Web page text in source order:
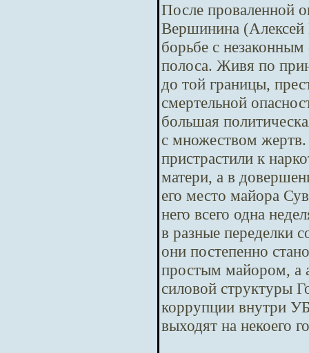
После проваленной
Вершинина (Алексей
борьбе с
полоса. Живя по
до той границы,
смертельной
большая
с множеством
пристрастили к
матери, а в
его место майора
него всего одна
в разные переделки
они постепенно
простым майором, а
силовой структуры
коррупции внутри
выходят на некоего